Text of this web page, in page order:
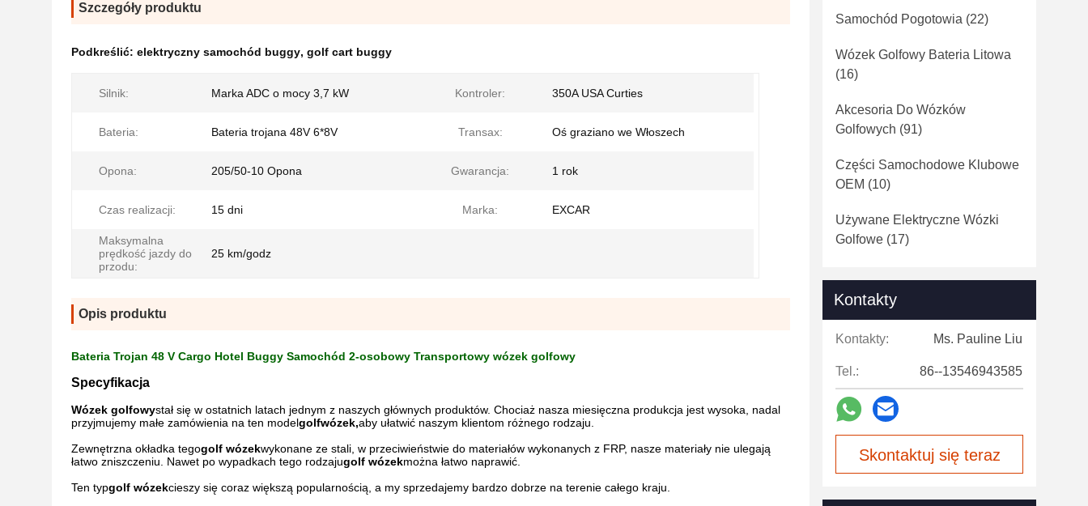
Szczegóły produktu
Podkreślić: elektryczny samochód buggy, golf cart buggy
Silnik: Marka ADC o mocy 3,7 kW Kontroler: 350A USA Curties
Bateria: Bateria trojana 48V 6*8V Transax: Oś graziano we Włoszech
Opona: 205/50-10 Opona Gwarancja: 1 rok
Czas realizacji: 15 dni Marka: EXCAR
Maksymalna
prędkość jazdy do
przodu:
25 km/godz
Opis produktu
Bateria Trojan 48 V Cargo Hotel Buggy Samochód 2-osobowy Transportowy wózek golfowy
Specyfikacja
Wózek golfowystał się w ostatnich latach jednym z naszych głównych produktów. Chociaż nasza miesięczna produkcja jest wysoka, nadal
przyjmujemy małe zamówienia na ten modelgolfwózek,aby ułatwić naszym klientom różnego rodzaju.
Zewnętrzna okładka tegogolf wózekwykonane ze stali, w przeciwieństwie do materiałów wykonanych z FRP, nasze materiały nie ulegają
łatwo zniszczeniu. Nawet po wypadkach tego rodzajugolf wózekmożna łatwo naprawić.
Ten typgolf wózekcieszy się coraz większą popularnością, a my sprzedajemy bardzo dobrze na terenie całego kraju.
Samochód Pogotowia (22)
Wózek Golfowy Bateria Litowa
(16)
Akcesoria Do Wózków
Golfowych (91)
Części Samochodowe Klubowe
OEM (10)
Używane Elektryczne Wózki
Golfowe (17)
Kontakty
Kontakty: Ms. Pauline Liu
Tel.: 86--13546943585
Skontaktuj się teraz